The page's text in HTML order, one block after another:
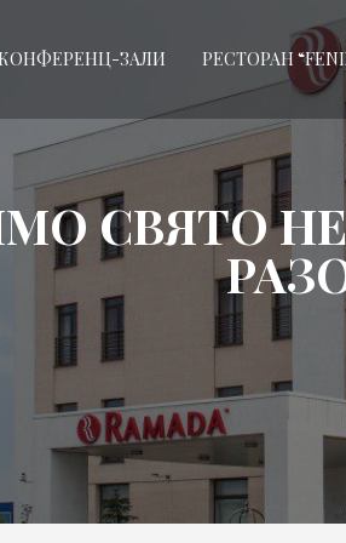
КОНФЕРЕНЦ-ЗАЛИ РЕСТОРАН
СВЯТО